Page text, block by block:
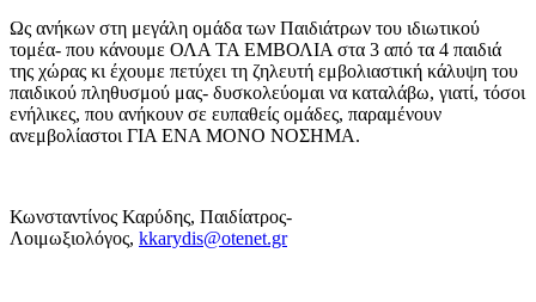
Ως ανήκων στη μεγάλη ομάδα των Παιδιάτρων του ιδιωτικού
τομέα- που κάνουμε ΟΛΑ ΤΑ ΕΜΒΟΛΙΑ στα 3 από τα 4 παιδιά
της χώρας κι έχουμε πετύχει τη ζηλευτή εμβολιαστική κάλυψη του
παιδικού πληθυσμού μας- δυσκολεύομαι να καταλάβω, γιατί, τόσοι
ενήλικες, που ανήκουν σε ευπαθείς ομάδες, παραμένουν
ανεμβολίαστοι ΓΙΑ ΕΝΑ ΜΟΝΟ ΝΟΣΗΜΑ.
Κωνσταντίνος Καρύδης, Παιδίατρος-
Λοιμωξιολόγος, kkarydis@otenet.gr